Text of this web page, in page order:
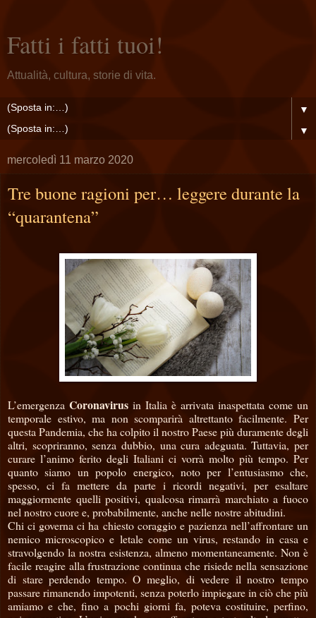
Fatti i fatti tuoi!
Attualità, cultura, storie di vita.
▼
▼
mercoledì 11 marzo 2020
Tre buone ragioni per… leggere durante la
“quarantena”
L’emergenza Coronavirus in Italia è arrivata inaspettata come un
temporale estivo, ma non scomparirà altrettanto facilmente. Per
questa Pandemia, che ha colpito il nostro Paese più duramente degli
altri, scopriranno, senza dubbio, una cura adeguata. Tuttavia, per
curare l’animo ferito degli Italiani ci vorrà molto più tempo. Per
quanto siamo un popolo energico, noto per l’entusiasmo che,
spesso, ci fa mettere da parte i ricordi negativi, per esaltare
maggiormente quelli positivi, qualcosa rimarrà marchiato a fuoco
nel nostro cuore e, probabilmente, anche nelle nostre abitudini.
Chi ci governa ci ha chiesto coraggio e pazienza nell’affrontare un
nemico microscopico e letale come un virus, restando in casa e
stravolgendo la nostra esistenza, almeno momentaneamente. Non è
facile reagire alla frustrazione continua che risiede nella sensazione
di stare perdendo tempo. O meglio, di vedere il nostro tempo
passare rimanendo impotenti, senza poterlo impiegare in ciò che più
amiamo e che, fino a pochi giorni fa, poteva costituire, perfino,